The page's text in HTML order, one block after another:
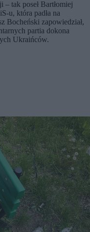
tak poseł Bartłomiej
u, która padła na
Bocheński zapowiedział,
partia dokona
Ukraińców.